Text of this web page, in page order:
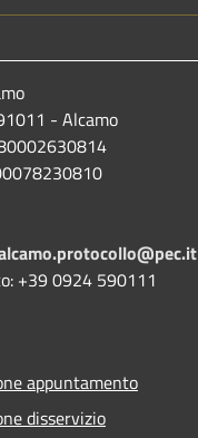
- Alcamo
+39 0924 590111
appuntamento
disservizio